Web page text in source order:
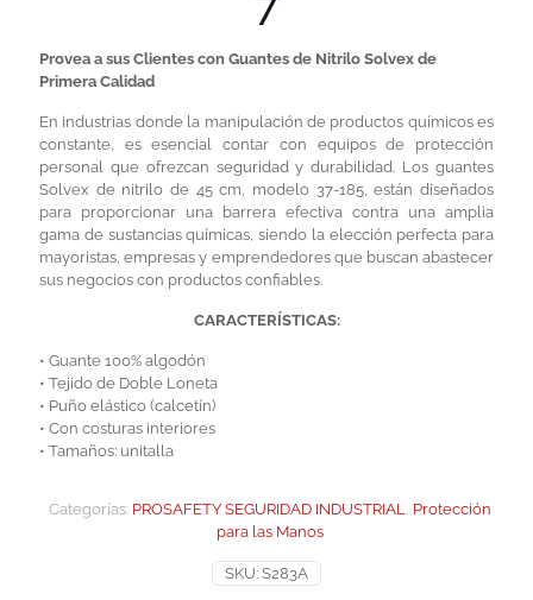
Provea a sus Clientes con Guantes de Nitrilo Solvex de
Primera Calidad
En industrias donde la manipulación de productos químicos es
constante, es esencial contar con equipos de protección
personal que ofrezcan seguridad y durabilidad. Los guantes
Solvex de nitrilo de 45 cm, modelo 37-185, están diseñados
para proporcionar una barrera efectiva contra una amplia
gama de sustancias químicas, siendo la elección perfecta para
mayoristas, empresas y emprendedores que buscan abastecer
sus negocios con productos confiables.
CARACTERÍSTICAS:
• Guante 100% algodón
• Tejido de Doble Loneta
• Puño elástico (calcetín)
• Con costuras interiores
• Tamaños: unitalla
SKU: S283A
Categorías: PROSAFETY SEGURIDAD INDUSTRIAL
Protección
para las Manos